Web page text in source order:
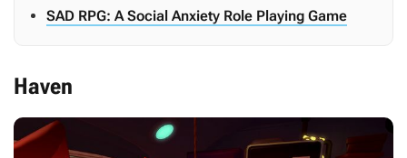
SAD RPG: A Social Anxiety Role Playing Game
Haven